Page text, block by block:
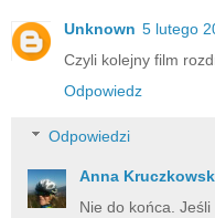
Unknown 5 lutego
Czyli kolejny film
Odpowiedz
Odpowiedzi
Anna
Nie do końca.